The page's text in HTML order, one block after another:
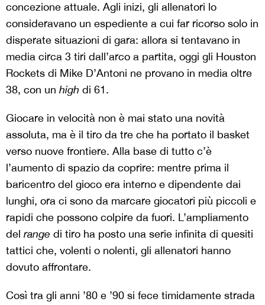
concezione attuale. Agli inizi, gli allenatori lo
consideravano un espediente a cui far ricorso solo in
disperate situazioni di gara: allora si tentavano in
media circa 3 tiri dall’arco a partita, oggi gli Houston
Rockets di Mike D’Antoni ne provano in media oltre
38, con un high di 61.
Giocare in velocità non è mai stato una novità
assoluta, ma è il tiro da tre che ha portato il basket
verso nuove frontiere. Alla base di tutto c’è
l’aumento di spazio da coprire: mentre prima il
baricentro del gioco era interno e dipendente dai
lunghi, ora ci sono da marcare giocatori più piccoli e
rapidi che possono colpire da fuori. L’ampliamento
del range di tiro ha posto una serie infinita di quesiti
tattici che, volenti o nolenti, gli allenatori hanno
dovuto affrontare.
Così tra gli anni ’80 e ’90 si fece timidamente strada